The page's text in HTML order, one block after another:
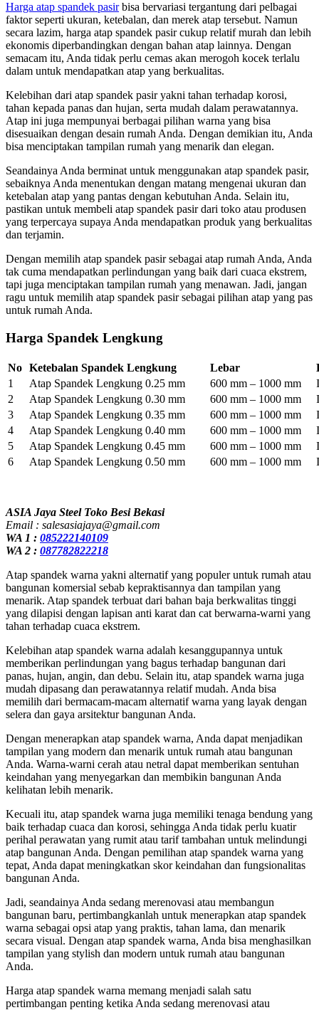
Harga atap spandek pasirbisa bervariasi tergantung dari pelbagai
faktor seperti ukuran, ketebalan, dan merek atap tersebut. Namun
secara lazim, harga atap spandek pasir cukup relatif murah dan lebih
ekonomis diperbandingkan dengan bahan atap lainnya. Dengan
semacam itu, Anda tidak perlu cemas akan merogoh kocek terlalu
dalam untuk mendapatkan atap yang berkualitas.
Kelebihan dari atap spandek pasir yakni tahan terhadap korosi,
tahan kepada panas dan hujan, serta mudah dalam perawatannya.
Atap ini juga mempunyai berbagai pilihan warna yang bisa
disesuaikan dengan desain rumah Anda. Dengan demikian itu, Anda
bisa menciptakan tampilan rumah yang menarik dan elegan.
Seandainya Anda berminat untuk menggunakan atap spandek pasir,
sebaiknya Anda menentukan dengan matang mengenai ukuran dan
ketebalan atap yang pantas dengan kebutuhan Anda. Selain itu,
pastikan untuk membeli atap spandek pasir dari toko atau produsen
yang terpercaya supaya Anda mendapatkan produk yang berkualitas
dan terjamin.
Dengan memilih atap spandek pasir sebagai atap rumah Anda, Anda
tak cuma mendapatkan perlindungan yang baik dari cuaca ekstrem,
tapi juga menciptakan tampilan rumah yang menawan. Jadi, jangan
ragu untuk memilih atap spandek pasir sebagai pilihan atap yang pas
untuk rumah Anda.
Harga Spandek Lengkung
No Ketebalan Spandek Lengkung Lebar
1
Atap Spandek Lengkung 0.25 mm 600 mm – 1000 mm
2
Atap Spandek Lengkung 0.30 mm 600 mm – 1000 mm
3
Atap Spandek Lengkung 0.35 mm 600 mm – 1000 mm
4
Atap Spandek Lengkung 0.40 mm 600 mm – 1000 mm
5
Atap Spandek Lengkung 0.45 mm 600 mm – 1000 mm
6
Atap Spandek Lengkung 0.50 mm 600 mm – 1000 mm
ASIA Jaya Steel Toko Besi Bekasi
Email : salesasiajaya@gmail.com
WA 1 : 085222140109
WA 2 : 087782822218
Atap spandek warna yakni alternatif yang populer untuk rumah atau
bangunan komersial sebab kepraktisannya dan tampilan yang
menarik. Atap spandek terbuat dari bahan baja berkwalitas tinggi
yang dilapisi dengan lapisan anti karat dan cat berwarna-warni yang
tahan terhadap cuaca ekstrem.
Kelebihan atap spandek warna adalah kesanggupannya untuk
memberikan perlindungan yang bagus terhadap bangunan dari
panas, hujan, angin, dan debu. Selain itu, atap spandek warna juga
mudah dipasang dan perawatannya relatif mudah. Anda bisa
memilih dari bermacam-macam alternatif warna yang layak dengan
selera dan gaya arsitektur bangunan Anda.
Dengan menerapkan atap spandek warna, Anda dapat menjadikan
tampilan yang modern dan menarik untuk rumah atau bangunan
Anda. Warna-warni cerah atau netral dapat memberikan sentuhan
keindahan yang menyegarkan dan membikin bangunan Anda
kelihatan lebih menarik.
Kecuali itu, atap spandek warna juga memiliki tenaga bendung yang
baik terhadap cuaca dan korosi, sehingga Anda tidak perlu kuatir
perihal perawatan yang rumit atau tarif tambahan untuk melindungi
atap bangunan Anda. Dengan pemilihan atap spandek warna yang
tepat, Anda dapat meningkatkan skor keindahan dan fungsionalitas
bangunan Anda.
Jadi, seandainya Anda sedang merenovasi atau membangun
bangunan baru, pertimbangkanlah untuk menerapkan atap spandek
warna sebagai opsi atap yang praktis, tahan lama, dan menarik
secara visual. Dengan atap spandek warna, Anda bisa menghasilkan
tampilan yang stylish dan modern untuk rumah atau bangunan
Anda.
Harga atap spandek warna memang menjadi salah satu
pertimbangan penting ketika Anda sedang merenovasi atau